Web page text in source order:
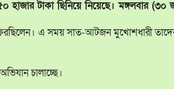
টাকা ছিনিয়ে নিয়েছে। মঙ্গলবার
এ সময় সাত-আটজন মুখোশধারী
চালাচ্ছে।